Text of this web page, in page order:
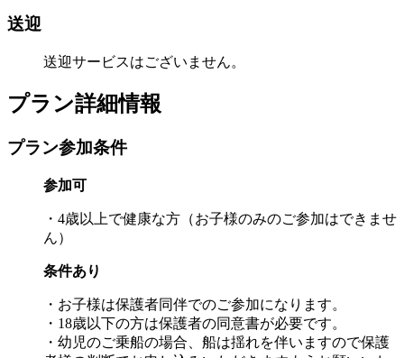
送迎
送迎サービスはございません。
プラン詳細情報
プラン参加条件
参加可
・4歳以上で健康な方（お子様のみのご参加はできませ
ん）
条件あり
・お子様は保護者同伴でのご参加になります。
・18歳以下の方は保護者の同意書が必要です。
・幼児のご乗船の場合、船は揺れを伴いますので保護